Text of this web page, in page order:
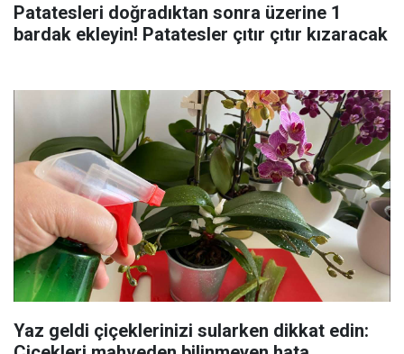
Patatesleri doğradıktan sonra üzerine 1
bardak ekleyin! Patatesler çıtır çıtır kızaracak
Yaz geldi çiçeklerinizi sularken dikkat edin: